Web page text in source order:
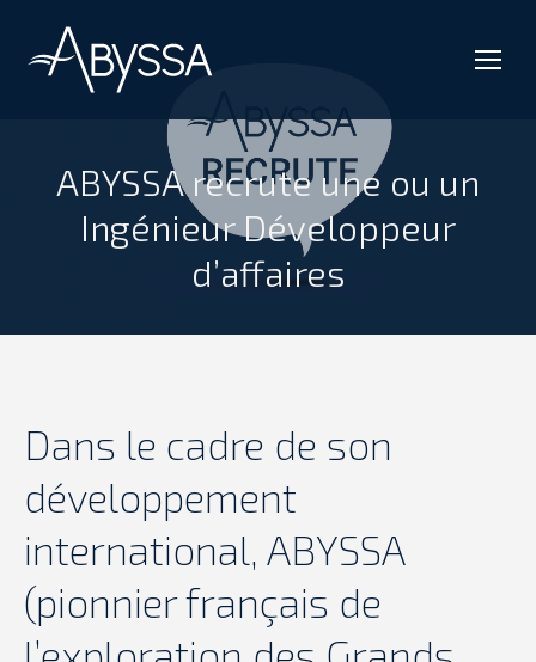
ABYSSA recrute une ou un
Ingénieur Développeur
d’affaires
Vous êtes ici :
Dans le cadre de son
développement
international, ABYSSA
(pionnier français de